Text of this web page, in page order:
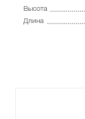
Высота
Длина